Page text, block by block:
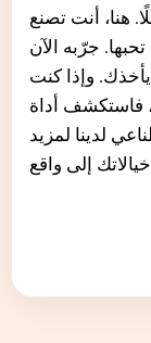
هنا، أنت تصنع
جرّبه الآن
وإذا كنت
فاستكشف أداة
لدينا لمزيد